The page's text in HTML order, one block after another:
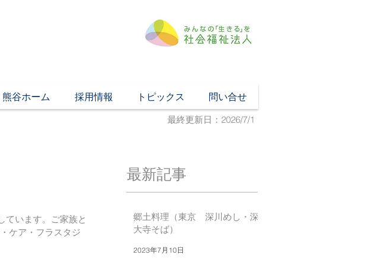
熊谷ホーム 採用情報 トピックス 問い合せ
最終更新日：2026/7/1
ています。ご家族と
ケア・フラスタジ
最新記事
郷土料理（東京 深川めし・深
大寺そば）
2023年7月10日